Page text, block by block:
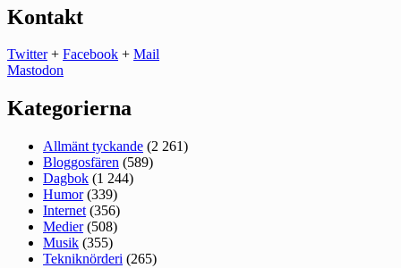
Kontakt
Twitter+ Facebook + Mail
Mastodon
Kategorierna
Allmänt tyckande (2 261)
Bloggosfären (589)
Dagbok (1 244)
Humor(339)
Internet (356)
Medier(508)
Musik (355)
Tekniknörderi (265)